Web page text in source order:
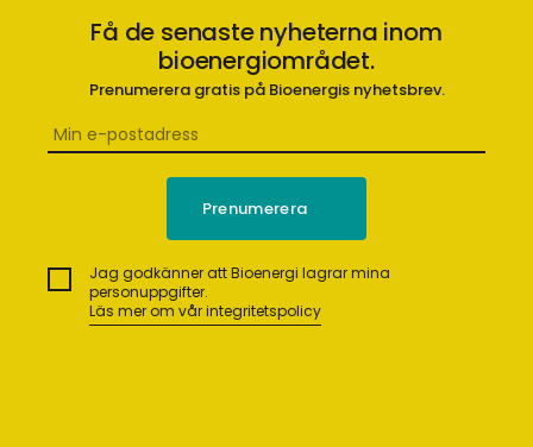
Få de senaste nyheterna inom
bioenergiområdet.
Prenumerera gratis på Bioenergis nyhetsbrev.
Jag godkänner att Bioenergi lagrar mina
personuppgifter.
Läs mer om vår integritetspolicy